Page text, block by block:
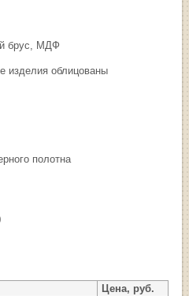
брус, МДФ
изделия облицованы
полотна
Цена, руб.